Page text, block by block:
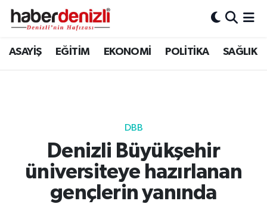
ASAYİŞ EĞİTİM EKONOMİ POLİTİKA SAĞLIK
DBB
Denizli Büyükşehir
üniversiteye hazırlanan
gençlerin yanında
Denizli Nöbetçi Eczaneler
Tüm Manşetler
Son Dakika Haberleri